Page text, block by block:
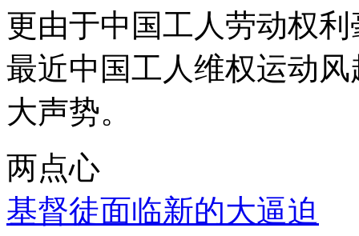
更由于中国工人劳动权
最近中国工人维权运动
大声势。
两点心
基督徒面临新的大逼迫